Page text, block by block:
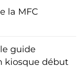
la MFC
guide
kiosque début